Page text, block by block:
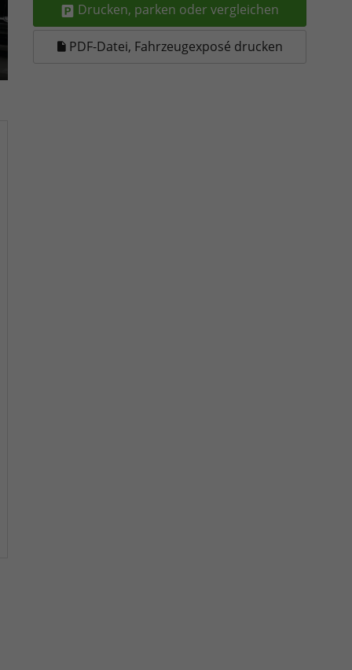
Drucken, parken oder vergleichen
PDF-Datei, Fahrzeugexposé drucken